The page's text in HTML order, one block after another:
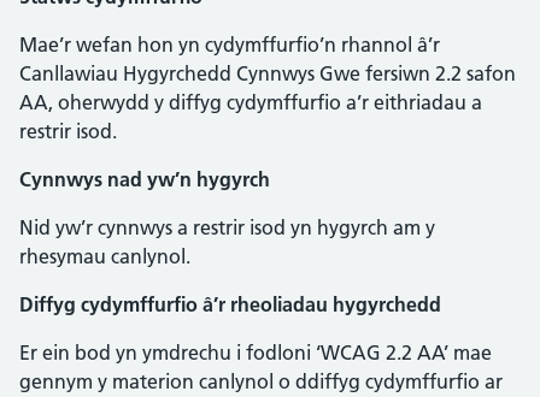
Mae’r wefan hon yn cydymffurfio’n rhannol â’r
Canllawiau Hygyrchedd Cynnwys Gwe fersiwn 2.2 safon
AA, oherwydd y diffyg cydymffurfio a’r eithriadau a
restrir isod.
Cynnwys nad yw’n hygyrch
Nid yw’r cynnwys a restrir isod yn hygyrch am y
rhesymau canlynol.
Diffyg cydymffurfio â’r rheoliadau hygyrchedd
Er ein bod yn ymdrechu i fodloni ‘WCAG 2.2 AA’ mae
gennym y materion canlynol o ddiffyg cydymffurfio ar